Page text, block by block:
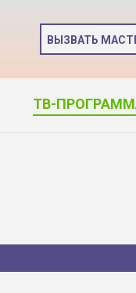
ВЫЗВАТЬ
ТВ-